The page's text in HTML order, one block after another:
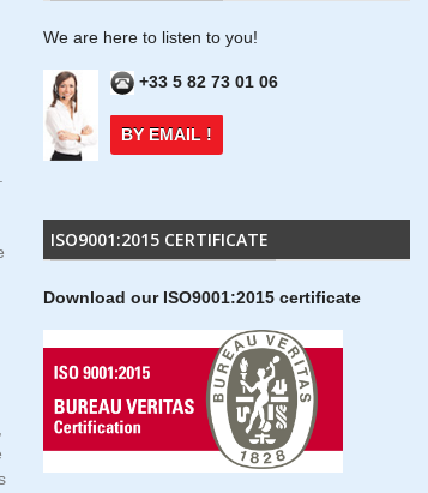
We are here to listen to you!
+33 5 82 73 01 06
BY EMAIL !
ISO9001:2015 CERTIFICATE
Download our ISO9001:2015 certificate